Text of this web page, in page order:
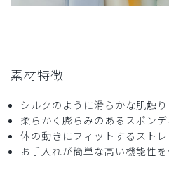
ぶたくま様
年齢: 40代 151-155cm
サイズ感小さめ
ストレッチ感 よく伸びる
素材特徴
シルクのように滑らかな肌触り
柔らかく膨らみのあるスポン
体の動きにフィットするスト
お手入れが簡単な高い機能性